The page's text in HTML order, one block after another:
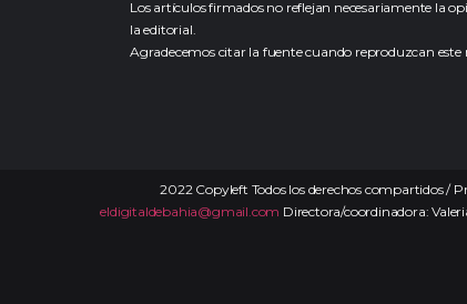
Los artículos firmados no reflejan necesariamente la
la editorial.
Agradecemos citar la fuente cuando reproduzcan este
2022 Copyleft Todos los derechos compartidos /
eldigitaldebahia@gmail.com Directora/coordinadora: